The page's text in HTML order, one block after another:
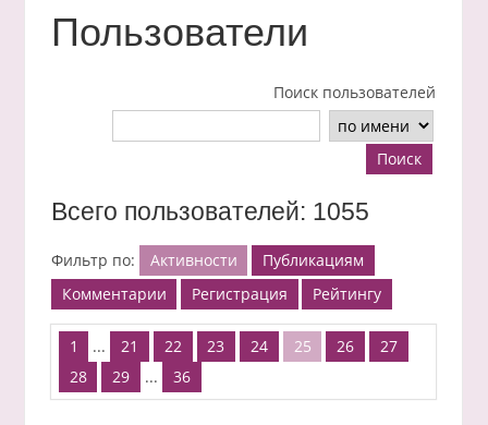
Пользователи
Поиск пользователей
Поиск
Всего пользователей: 1055
Фильтр по: Активности
Публикациям
Комментарии
Регистрация Рейтингу
1 ... 21 22 23 24 25 26
27
28
29 ... 36